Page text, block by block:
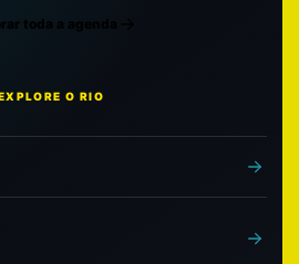
toda a agenda
O RIO